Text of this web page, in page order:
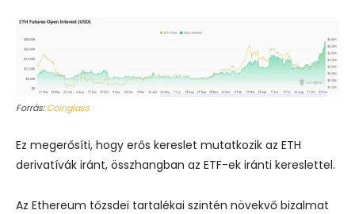
Forrás:Coinglass
Ez megerősíti, hogy erős kereslet mutatkozik az ETH
derivatívák iránt, összhangban az ETF-ek iránti kereslettel.
Az Ethereum tőzsdei tartalékai szintén növekvő bizalmat